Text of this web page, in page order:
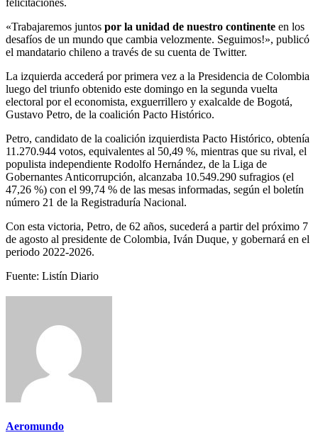
«Trabajaremos juntos por la unidad de nuestro continente en los
desafíos de un mundo que cambia velozmente. Seguimos!», publicó
el mandatario chileno a través de su cuenta de Twitter.
La izquierda accederá por primera vez a la Presidencia de Colombia
luego del triunfo obtenido este domingo en la segunda vuelta
electoral por el economista, exguerrillero y exalcalde de Bogotá,
Gustavo Petro, de la coalición Pacto Histórico.
Petro, candidato de la coalición izquierdista Pacto Histórico, obtenía
11.270.944 votos, equivalentes al 50,49 %, mientras que su rival, el
populista independiente Rodolfo Hernández, de la Liga de
Gobernantes Anticorrupción, alcanzaba 10.549.290 sufragios (el
47,26 %) con el 99,74 % de las mesas informadas, según el boletín
número 21 de la Registraduría Nacional.
Con esta victoria, Petro, de 62 años, sucederá a partir del próximo 7
de agosto al presidente de Colombia, Iván Duque, y gobernará en el
periodo 2022-2026.
Fuente: Listín Diario
Aeromundo